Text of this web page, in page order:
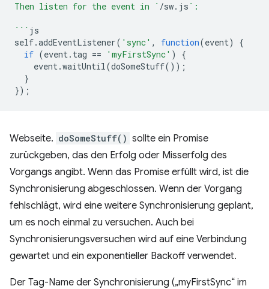
Then listen for the event in ` /sw. js `:
``` js
self.addEventListener( 'sync' , function(event)
{
if (event. tag == 'myFirstSync' )
{
event.waitUntil(doSomeStuff());
}
});
Webseite. doSomeStuff() sollte ein Promise
zurückgeben, das den Erfolg oder Misserfolg des
Vorgangs angibt. Wenn das Promise erfüllt wird, ist die
Synchronisierung abgeschlossen. Wenn der Vorgang
fehlschlägt, wird eine weitere Synchronisierung geplant,
um es noch einmal zu versuchen. Auch bei
Synchronisierungsversuchen wird auf eine Verbindung
gewartet und ein exponentieller Backoff verwendet.
Der Tag-Name der Synchronisierung („myFirstSync“ im